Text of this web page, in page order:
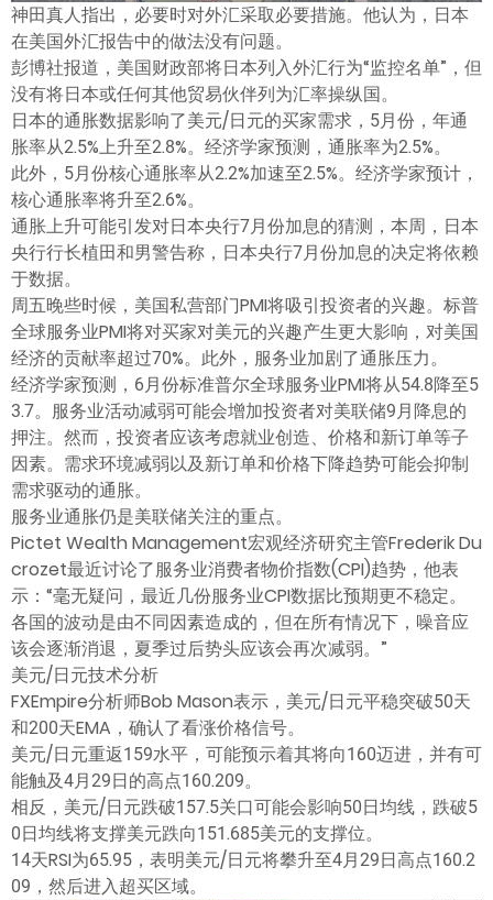
神田真人指出，必要时对外汇采取必要措施。他认为，日本
在美国外汇报告中的做法没有问题。
彭博社报道，美国财政部将日本列入外汇行为“监控名单”，但
没有将日本或任何其他贸易伙伴列为汇率操纵国。
日本的通胀数据影响了美元/日元的买家需求，5月份，年通
胀率从2.5%上升至2.8%。经济学家预测，通胀率为2.5%。
此外，5月份核心通胀率从2.2%加速至2.5%。经济学家预计，
核心通胀率将升至2.6%。
通胀上升可能引发对日本央行7月份加息的猜测，本周，日本
央行行长植田和男警告称，日本央行7月份加息的决定将依赖
于数据。
周五晚些时候，美国私营部门PMI将吸引投资者的兴趣。标普
全球服务业PMI将对买家对美元的兴趣产生更大影响，对美国
经济的贡献率超过70%。此外，服务业加剧了通胀压力。
经济学家预测，6月份标准普尔全球服务业PMI将从54.8降至5
3.7。服务业活动减弱可能会增加投资者对美联储9月降息的
押注。然而，投资者应该考虑就业创造、价格和新订单等子
因素。需求环境减弱以及新订单和价格下降趋势可能会抑制
需求驱动的通胀。
服务业通胀仍是美联储关注的重点。
Pictet Wealth Management宏观经济研究主管Frederik Du
crozet最近讨论了服务业消费者物价指数(CPI)趋势，他表
示：“毫无疑问，最近几份服务业CPI数据比预期更不稳定。
各国的波动是由不同因素造成的，但在所有情况下，噪音应
该会逐渐消退，夏季过后势头应该会再次减弱。”
美元/日元技术分析
FXEmpire分析师Bob Mason表示，美元/日元平稳突破50天
和200天EMA，确认了看涨价格信号。
美元/日元重返159水平，可能预示着其将向160迈进，并有可
能触及4月29日的高点160.209。
相反，美元/日元跌破157.5关口可能会影响50日均线，跌破5
0日均线将支撑美元跌向151.685美元的支撑位。
14天RSI为65.95，表明美元/日元将攀升至4月29日高点160.2
09，然后进入超买区域。